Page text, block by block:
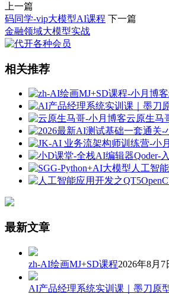
上一篇
码同学-vip大模型AI课程 下一篇
金融领域大模型实战
相关推荐
云原生马
最新文章
zh-AI绘画MJ+SD课程2026年8月7
AI产品经理系统实训课｜墨刀原